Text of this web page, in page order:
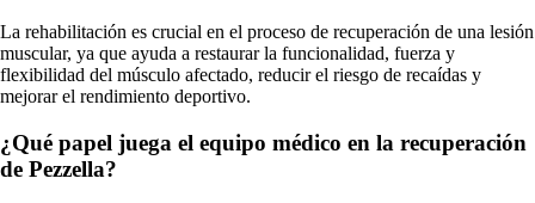
La rehabilitación es crucial en el proceso de recuperación de una lesión
muscular, ya que ayuda a restaurar la funcionalidad, fuerza y
flexibilidad del músculo afectado, reducir el riesgo de recaídas y
mejorar el rendimiento deportivo.
¿Qué papel juega el equipo médico en la recuperación
de Pezzella?